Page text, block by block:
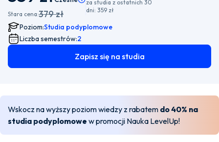
Stara cena:379 zł
za studia z ostatnich 30
dni: 359 zł
Poziom:Studia podyplomowe
Liczba semestrów:2
Zapisz się na studia
Wskocz na wyższy poziom wiedzy z rabatem do 40% na
studia podyplomowe w promocji Nauka LevelUp!